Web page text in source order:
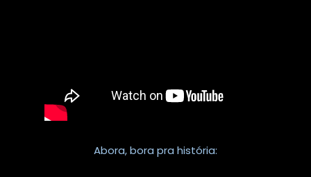
Abora, bora pra história: